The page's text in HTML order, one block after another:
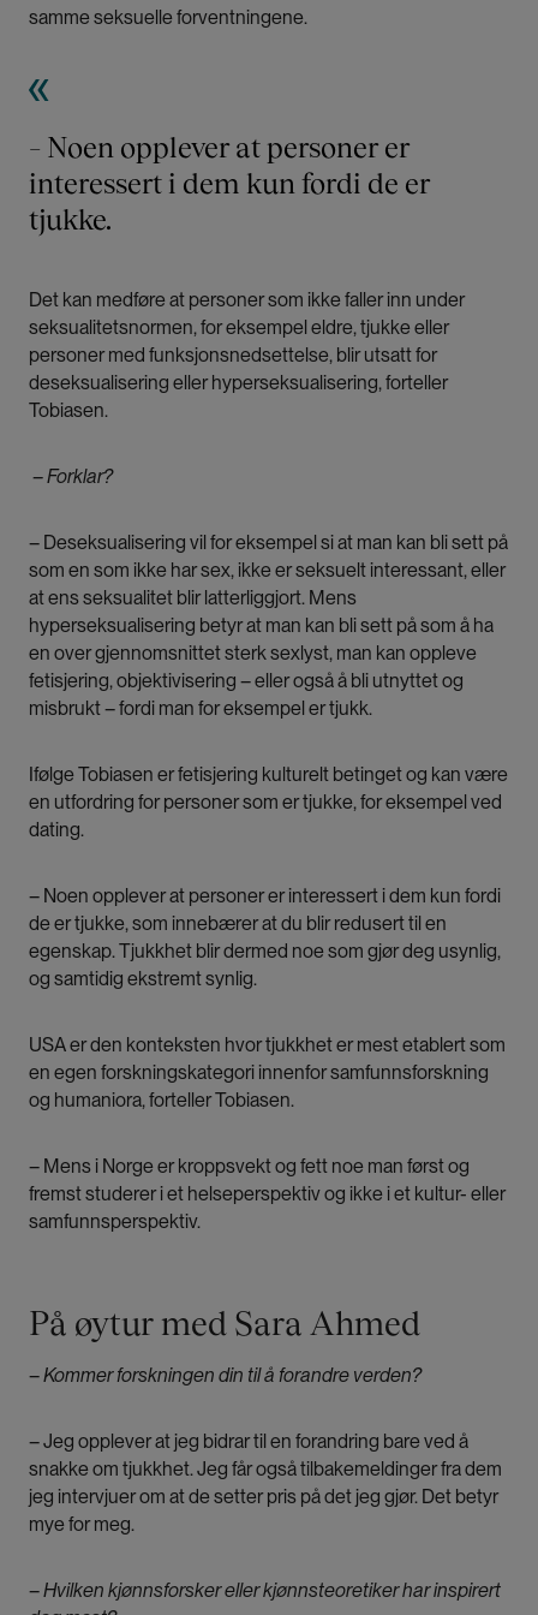
samme seksuelle forventningene.
– Noen opplever at personer er
interessert i dem kun fordi de er
tjukke.
Det kan medføre at personer som ikke faller inn under
seksualitetsnormen, for eksempel eldre, tjukke eller
personer med funksjonsnedsettelse, blir utsatt for
deseksualisering eller hyperseksualisering, forteller
Tobiasen.
– Forklar?
– Deseksualisering vil for eksempel si at man kan bli sett på
som en som ikke har sex, ikke er seksuelt interessant, eller
at ens seksualitet blir latterliggjort. Mens
hyperseksualisering betyr at man kan bli sett på som å ha
en over gjennomsnittet sterk sexlyst, man kan oppleve
fetisjering, objektivisering – eller også å bli utnyttet og
misbrukt – fordi man for eksempel er tjukk.
Ifølge Tobiasen er fetisjering kulturelt betinget og kan være
en utfordring for personer som er tjukke, for eksempel ved
dating.
– Noen opplever at personer er interessert i dem kun fordi
de er tjukke, som innebærer at du blir redusert til en
egenskap. Tjukkhet blir dermed noe som gjør deg usynlig,
og samtidig ekstremt synlig.
USA er den konteksten hvor tjukkhet er mest etablert som
en egen forskningskategori innenfor samfunnsforskning
og humaniora, forteller Tobiasen.
– Mens i Norge er kroppsvekt og fett noe man først og
fremst studerer i et helseperspektiv og ikke i et kultur- eller
samfunnsperspektiv.
På øytur med Sara Ahmed
–Kommer forskningen din til å forandre verden?
– Jeg opplever at jeg bidrar til en forandring bare ved å
snakke om tjukkhet. Jeg får også tilbakemeldinger fra dem
jeg intervjuer om at de setter pris på det jeg gjør. Det betyr
mye for meg.
–Hvilken kjønnsforsker eller kjønnsteoretiker har inspirert